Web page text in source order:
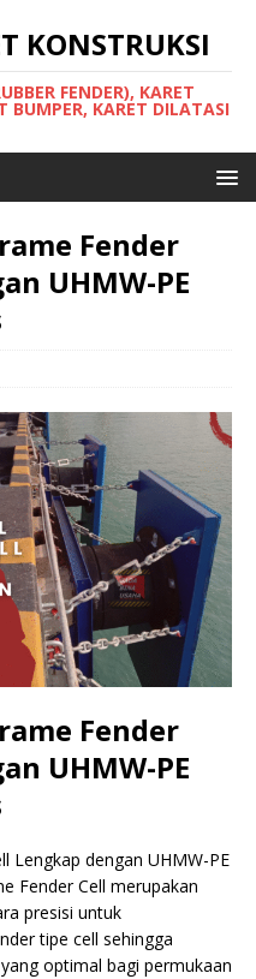
KONSTRUKSI
FENDER), KARET
BUMPER, KARET DILATASI
Fender
UHMW-PE
Fender
UHMW-PE
Lengkap dengan UHMW-PE
Fender Cell merupakan
presisi untuk
tipe cell sehingga
optimal bagi permukaan